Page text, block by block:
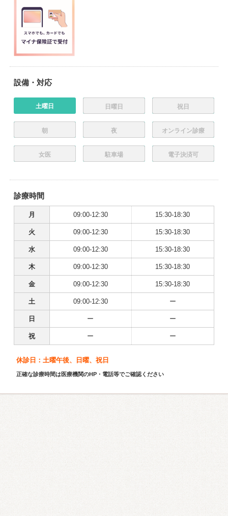
設備・対応
土曜日 日曜日 祝日
朝 夜 オンライン診療
女医 駐車場 電子決済可
診療時間
月 09:00-12:30 15:30-18:30
火 09:00-12:30 15:30-18:30
水 09:00-12:30 15:30-18:30
木 09:00-12:30 15:30-18:30
金 09:00-12:30 15:30-18:30
土 09:00-12:30 ー
日 ー ー
祝 ー ー
休診日：土曜午後、日曜、祝日
正確な診療時間は医療機関のHP・電話等でご確認ください